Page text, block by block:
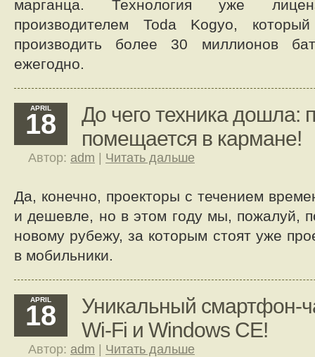
марганца. Технология уже
производителем Toda Kogyo,
производить более 30 миллионов
ежегодно.
APRIL
18
До чего техника дошла:
помещается в кармане!
Автор: adm Читать дальше
Да, конечно, проекторы с течением
и дешевле, но в этом году мы, пожалуй,
новому рубежу, за которым стоят уже
в мобильники.
APRIL
18
Уникальный смартфон-
Wi-Fi и Windows CE!
Автор: adm Читать дальше